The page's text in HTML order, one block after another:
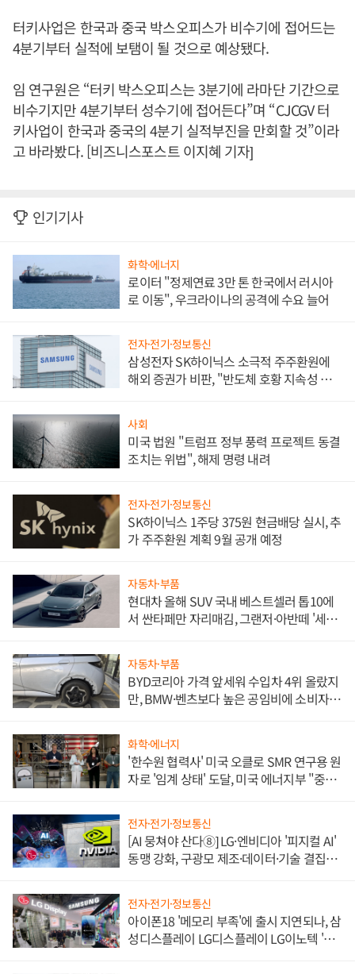
터키사업은 한국과 중국 박스오피스가 비수기에 접어드는
4분기부터 실적에 보탬이 될 것으로 예상됐다.
임 연구원은 “터키 박스오피스는 3분기에 라마단 기간으로
비수기지만 4분기부터 성수기에 접어든다”며 “CJCGV 터
키사업이 한국과 중국의 4분기 실적부진을 만회할 것”이라
고 바라봤다. [비즈니스포스트 이지혜 기자]
인기기사
화학·에너지
로이터 "정제연료 3만 톤 한국에서 러시아
로 이동", 우크라이나의 공격에 수요 늘어
전자·전기·정보통신
삼성전자 SK하이닉스 소극적 주주환원에
해외 증권가 비판, "반도체 호황 지속성 의
사회
미국 법원 "트럼프 정부 풍력 프로젝트 동결
조치는 위법", 해제 명령 내려
전자·전기·정보통신
SK하이닉스 1주당 375원 현금배당 실시, 추
가 주주환원 계획 9월 공개 예정
자동차·부품
현대차 올해 SUV 국내 베스트셀러 톱10에
서 싼타페만 자리매김, 그랜저·아반떼 '세단
자동차·부품
BYD코리아 가격 앞세워 수입차 4위 올랐지
만, BMW·벤츠보다 높은 공임비에 소비자
화학·에너지
'한수원 협력사' 미국 오클로 SMR 연구용 원
자로 '임계 상태' 도달, 미국 에너지부 "중요
전자·전기·정보통신
[AI 뭉쳐야 산다⑧] LG·엔비디아 '피지컬 AI'
동맹 강화, 구광모 제조·데이터·기술 결집
전자·전기·정보통신
아이폰18 '메모리 부족'에 출시 지연되나, 삼
성디스플레이 LG디스플레이 LG이노텍 '탈